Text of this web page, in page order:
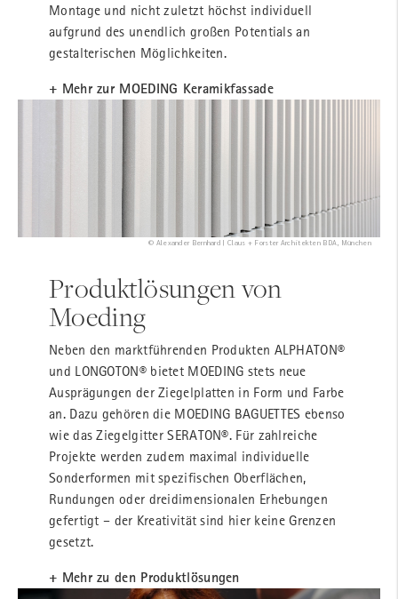
Montage und nicht zuletzt höchst individuell
aufgrund des unendlich großen Potentials an
gestalterischen Möglichkeiten.
+ Mehr zur MOEDING Keramikfassade
© Alexander Bernhard | Claus + Forster Architekten BDA, München
Produktlösungen von
Moeding
Neben den marktführenden Produkten ALPHATON®
und LONGOTON® bietet MOEDING stets neue
Ausprägungen der Ziegelplatten in Form und Farbe
an. Dazu gehören die MOEDING BAGUETTES ebenso
wie das Ziegelgitter SERATON®. Für zahlreiche
Projekte werden zudem maximal individuelle
Sonderformen mit spezifischen Oberflächen,
Rundungen oder dreidimensionalen Erhebungen
gefertigt – der Kreativität sind hier keine Grenzen
gesetzt.
+ Mehr zu den Produktlösungen